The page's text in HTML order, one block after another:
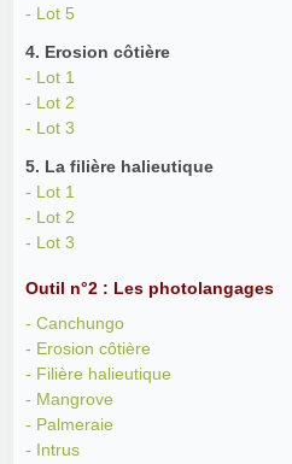
- Lot 5
4. Erosion côtière
- Lot 1
- Lot 2
- Lot 3
5. La filière halieutique
- Lot 1
- Lot 2
- Lot 3
Outil n°2 : Les photolangages
- Canchungo
- Erosion côtière
- Filière halieutique
- Mangrove
- Palmeraie
- Intrus